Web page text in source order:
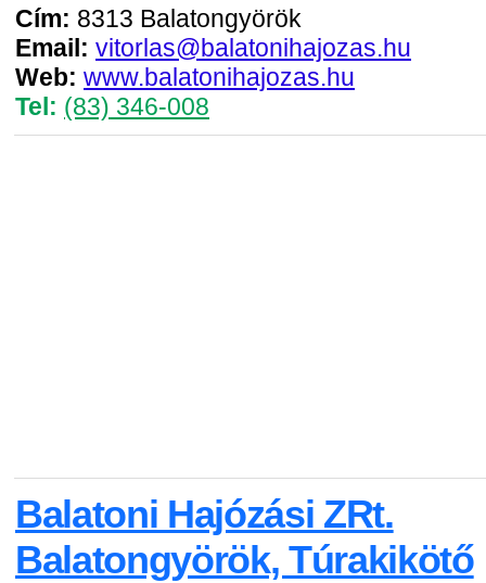
Cím: 8313 Balatongyörök
Email: vitorlas@balatonihajozas.hu
Web: www.balatonihajozas.hu
Tel: (83) 346-008
Balatoni Hajózási ZRt.
Balatongyörök, Túrakikötő